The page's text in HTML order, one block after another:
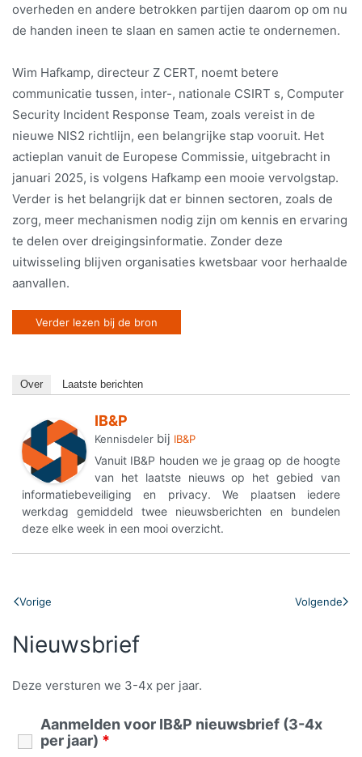
overheden en andere betrokken partijen daarom op om nu
de handen ineen te slaan en samen actie te ondernemen.
Wim Hafkamp, directeur Z CERT, noemt betere
communicatie tussen, inter-, nationale CSIRT s, Computer
Security Incident Response Team, zoals vereist in de
nieuwe NIS2 richtlijn, een belangrijke stap vooruit. Het
actieplan vanuit de Europese Commissie, uitgebracht in
januari 2025, is volgens Hafkamp een mooie vervolgstap.
Verder is het belangrijk dat er binnen sectoren, zoals de
zorg, meer mechanismen nodig zijn om kennis en ervaring
te delen over dreigingsinformatie. Zonder deze
uitwisseling blijven organisaties kwetsbaar voor herhaalde
aanvallen.
Verder lezen bij de bron
Over Laatste berichten
IB&P
Kennisdeler bij IB&P
Vanuit IB&P houden we je graag op de hoogte
van het laatste nieuws op het gebied van
informatiebeveiliging en privacy. We plaatsen iedere
werkdag gemiddeld twee nieuwsberichten en bundelen
deze elke week in een mooi overzicht.
Vorige Volgende
Nieuwsbrief
Deze versturen we 3-4x per jaar.
Aanmelden voor IB&P nieuwsbrief (3-4x
per jaar) *